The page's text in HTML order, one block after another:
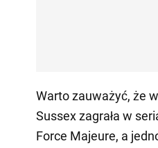
Warto zauważyć, że
Sussex zagrała w
Force Majeure, a